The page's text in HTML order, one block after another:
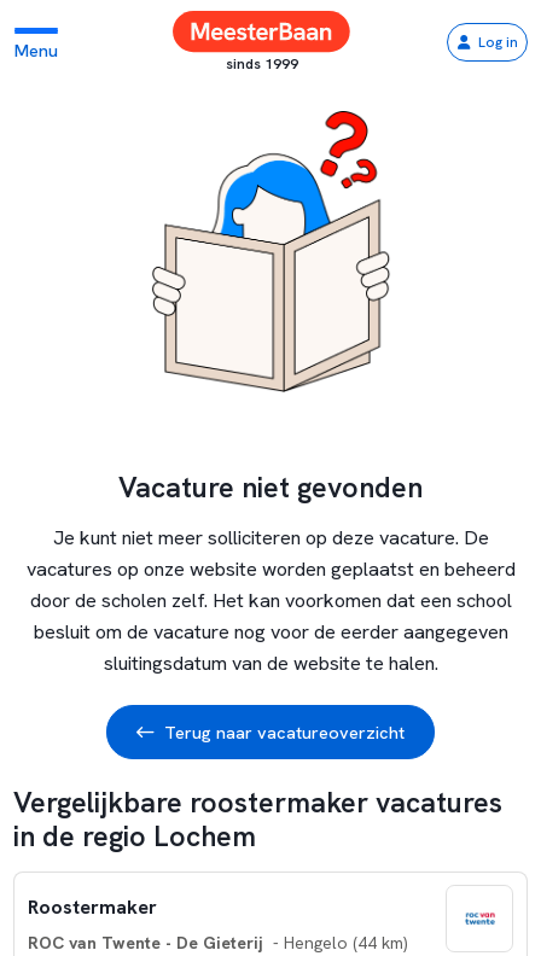
Menu
sinds 1999
Log in
Vacature niet gevonden
Je kunt niet meer solliciteren op deze vacature. De
vacatures op onze website worden geplaatst en beheerd
door de scholen zelf. Het kan voorkomen dat een school
besluit om de vacature nog voor de eerder aangegeven
sluitingsdatum van de website te halen.
Terug naar vacatureoverzicht
Vergelijkbare roostermaker vacatures
in de regio Lochem
Roostermaker
ROC van Twente - De Gieterij - Hengelo (44 km)